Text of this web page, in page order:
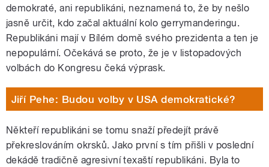
demokraté, ani republikáni, neznamená to, že by nešlo
jasně určit, kdo začal aktuální kolo gerrymanderingu.
Republikáni mají v Bílém domě svého prezidenta a ten je
nepopulární. Očekává se proto, že je v listopadových
volbách do Kongresu čeká výprask.
Jiří Pehe: Budou volby v USA demokratické?
Někteří republikáni se tomu snaží předejít právě
překreslováním okrsků. Jako první s tím přišli v poslední
dekádě tradičně agresivní texaští republikáni. Byla to